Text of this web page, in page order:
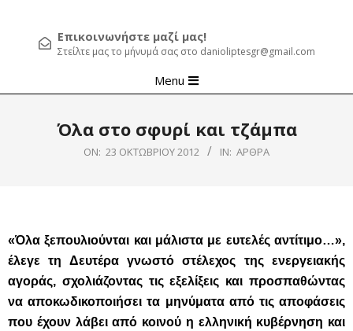
Επικοινωνήστε μαζί μας!
Στείλτε μας το μήνυμά σας στο danioliptesgr@gmail.com
Navigation
Menu
Όλα στο σφυρί και τζάμπα
ON: 23 ΟΚΤΩΒΡΊΟΥ 2012 IN: ΆΡΘΡΑ
«Όλα ξεπουλιούνται και μάλιστα με ευτελές αντίτιμο…»,
έλεγε τη Δευτέρα γνωστό στέλεχος της ενεργειακής
αγοράς, σχολιάζοντας τις εξελίξεις και προσπαθώντας
να αποκωδικοποιήσει τα μηνύματα από τις αποφάσεις
που έχουν λάβει από κοινού η ελληνική κυβέρνηση και